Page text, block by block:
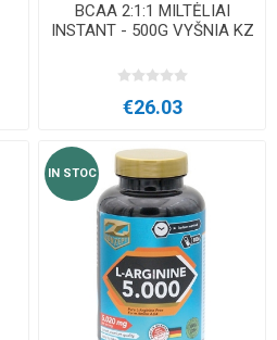
BCAA 2:1:1 MILTĖLIAI
INSTANT - 500G VYŠNIA KZ
€26.03
IN STOC